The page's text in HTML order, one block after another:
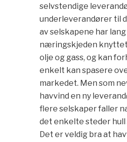
selvstendige
underleverandører til
av selskapene har
næringskjeden
olje og gass, og kan
enkelt kan spasere
markedet. Men som
havvind en ny
flere selskaper faller
det enkelte steder hull
Det er veldig bra at